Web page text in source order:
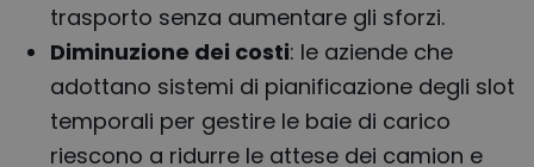
trasporto senza aumentare gli sforzi.
Diminuzione dei costi: le aziende che
adottano sistemi di pianificazione degli slot
temporali per gestire le baie di carico
riescono a ridurre le attese dei camion e